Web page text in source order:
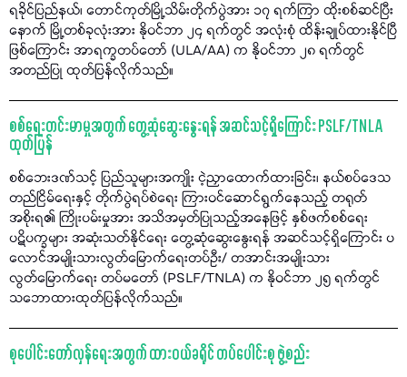
ရခိုင်ပြည်နယ်၊ တောင်ကုတ်မြို့သိမ်းတိုက်ပွဲအား ၁၇ ရက်ကြာ ထိုးစစ်ဆင်ပြီး
နောက် မြို့တစ်ခုလုံးအား နိုဝင်ဘာ ၂၄ ရက်တွင် အလုံးစုံ ထိန်းချုပ်ထားနိုင်ပြီ
ဖြစ်ကြောင်း အာရက္ခတပ်တော် (ULA/AA) က နိုဝင်ဘာ ၂၈ ရက်တွင်
အတည်ပြု ထုတ်ပြန်လိုက်သည်။
စစ်ရေးတင်းမာမှုအတွက် တွေ့ဆုံဆွေးနွေးရန် အဆင်သင့်ရှိကြောင်း PSLF/TNLA
ထုတ်ပြန်
စစ်ဘေးဒဏ်သင့် ပြည်သူများအကျိုး ငဲ့ညှာထောက်ထားခြင်း၊ နယ်စပ်ဒေသ
တည်ငြိမ်ရေးနှင့် တိုက်ပွဲရပ်စဲရေး ကြားဝင်ဆောင်ရွက်နေသည့် တရုတ်
အစိုးရ၏ ကြိုးပမ်းမှုအား အသိအမှတ်ပြုသည့်အနေဖြင့် နှစ်ဖက်စစ်ရေး
ပဋိပက္ခများ အဆုံးသတ်နိုင်ရေး တွေ့ဆုံဆွေးနွေးရန် အဆင်သင့်ရှိကြောင်း ပ
လောင်အမျိုးသားလွတ်မြောက်ရေးတပ်ဦး/ တအာင်းအမျိုးသား
လွတ်မြောက်ရေး တပ်မတော် (PSLF/TNLA) က နိုဝင်ဘာ ၂၅ ရက်တွင်
သဘောထားထုတ်ပြန်လိုက်သည်။
စုပေါင်းတော်လှန်ရေးအတွက် ထားဝယ်ခရိုင် တပ်ပေါင်းစု ဖွဲ့စည်း